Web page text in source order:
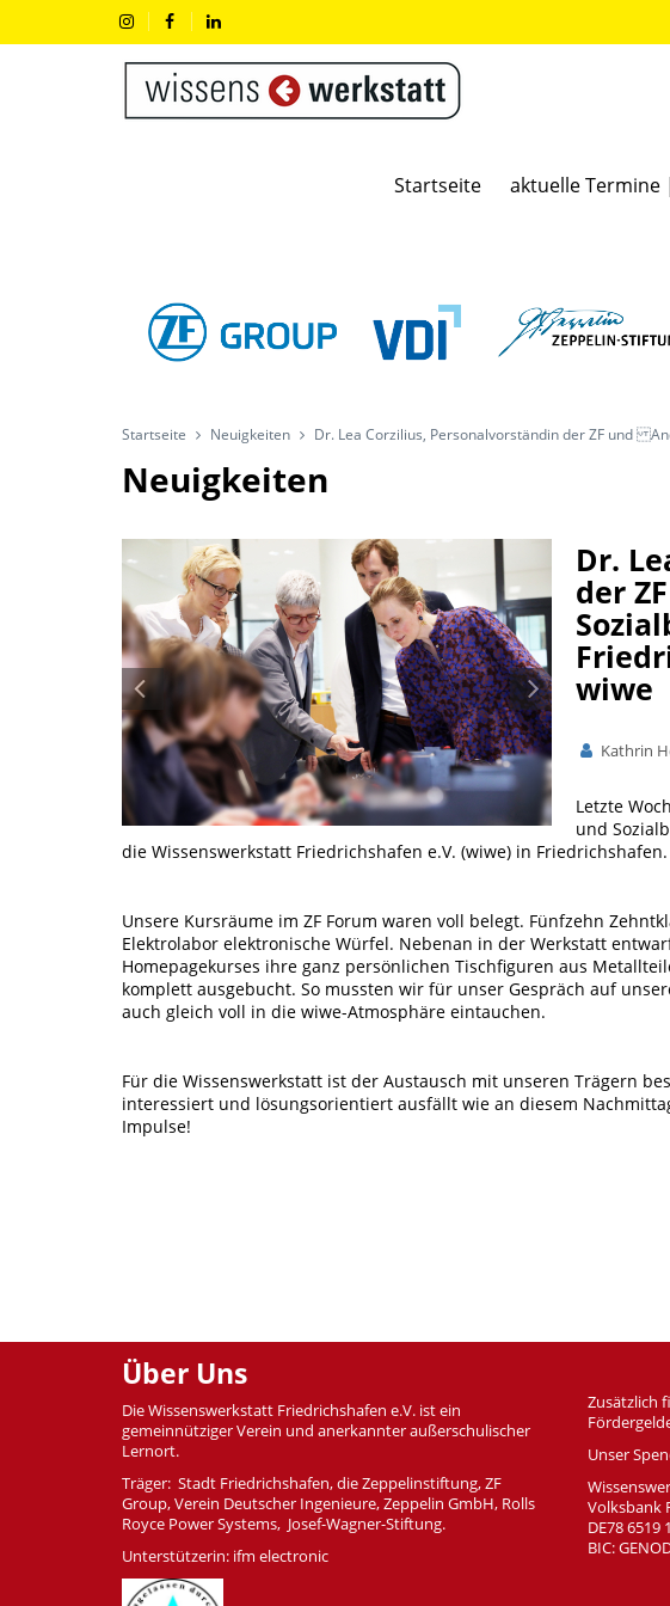
Startseite aktuelle Termine
Startseite Neuigkeiten Dr. Lea Corzilius, Personalvorständin der ZF und
Neuigkeiten
Dr.
der
wiwe
Kathrin
Letzte
und
die Wissenswerkstatt Friedrichshafen e.V. (wiwe) in Friedrichshafen.
Unsere Kursräume im ZF Forum waren voll belegt. Fünfzehn
Elektrolabor elektronische Würfel. Nebenan in der Werkstatt
Homepagekurses ihre ganz persönlichen Tischfiguren aus
komplett ausgebucht. So mussten wir für unser Gespräch auf
auch gleich voll in die wiwe-Atmosphäre eintauchen.
Für die Wissenswerkstatt ist der Austausch mit unseren Trägern
interessiert und lösungsorientiert ausfällt wie an diesem
Impulse!
Über Uns
Die Wissenswerkstatt Friedrichshafen e.V. ist ein
gemeinnütziger Verein und anerkannter außerschulischer
Lernort.
Träger: Stadt Friedrichshafen, die Zeppelinstiftung, ZF
Group, Verein Deutscher Ingenieure, Zeppelin GmbH, Rolls
Royce Power Systems, Josef-Wagner-Stiftung.
Unterstützerin: ifm electronic
Zusätzlich
Unser
Volksbank
DE78 6519
BIC: